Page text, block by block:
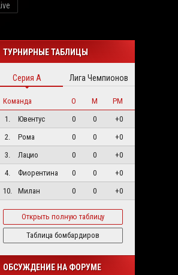
Live
ТУРНИРНЫЕ ТАБЛИЦЫ
Серия А Лига Чемпионов
Команда О М
РМ
1.
Ювентус 0 0
+0
2.
Рома 0 0
+0
3.
Лацио 0 0
+0
4.
Фиорентина 0 0
+0
10.
Милан 0 0 +0
Открыть полную таблицу
Таблица бомбардиров
ОБСУЖДЕНИЕ НА ФОРУМЕ